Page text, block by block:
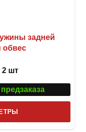
задней
обвес
2 шт
товар